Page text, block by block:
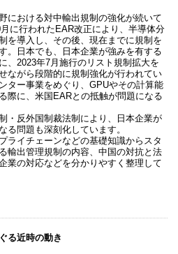
における対中輸出規制の強化が続いて
に行われたEAR改正により、半導体分
を導入し、その後、現在までに規制を
。日本でも、日本企業が強みを有する
、2023年7月施行のリスト規制拡大を
ながら段階的に規制強化が行われてい
ター事業をめぐり、GPUやその計算能
際に、米国EARとの抵触が問題になる
・反外国制裁法制により、日本企業が
る問題も深刻化しています。
ライチェーンなどの基礎知識からスタ
輸出管理規制の内容、中国の対抗と法
業の対応などを分かりやすく整理して
る近時の動き